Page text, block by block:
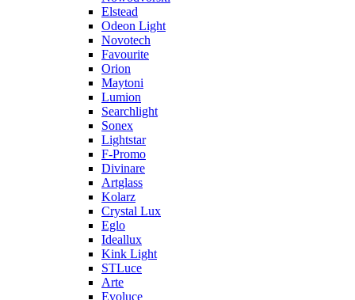
Elstead
Odeon Light
Novotech
Favourite
Orion
Maytoni
Lumion
Searchlight
Sonex
Lightstar
F-Promo
Divinare
Artglass
Kolarz
Crystal Lux
Eglo
Ideallux
Kink Light
STLuce
Arte
Evoluce